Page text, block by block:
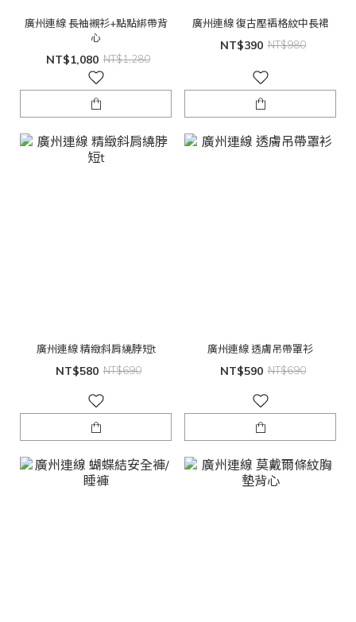
廣州連線 長袖襯衫+點點綁帶背
心
NT$1,080 NT$1,280
廣州連線 復古壓褶格紋中長裙
NT$390 NT$980
廣州連線 精緻斜肩繞脖短t
NT$580 NT$690
廣州連線 透膚吊帶罩衫
NT$590 NT$690